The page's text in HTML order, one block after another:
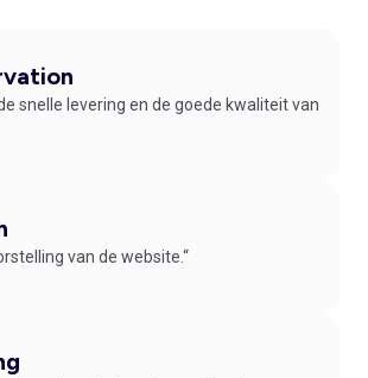
snelle levering en de goede kwaliteit van
van de website.“